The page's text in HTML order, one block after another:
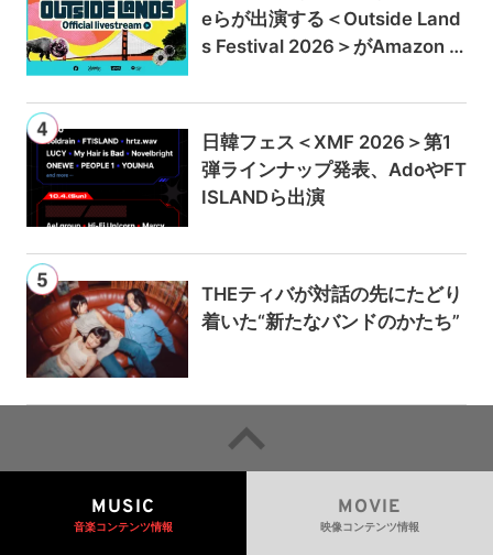
eらが出演する＜Outside Land
s Festival 2026＞がAmazon M
ブ配信
日韓フェス＜XMF 2026＞第1
弾ラインナップ発表、AdoやFT
ISLANDら出演
THEティバが対話の先にたどり
着いた“新たなバンドのかたち”
MUSIC
音楽コンテンツ情報
MOVIE
映像コンテンツ情報